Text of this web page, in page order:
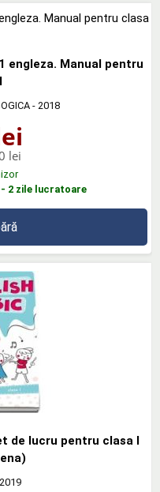
engleza. Manual pentru
- 2018
lei
2 zile lucratoare
de lucru pentru clasa I